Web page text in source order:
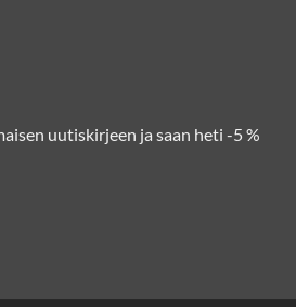
uutiskirjeen ja saan heti -5 %